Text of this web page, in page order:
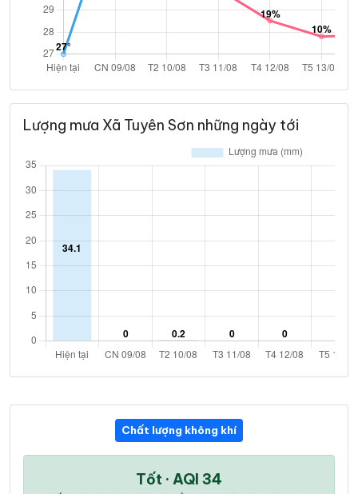
Lượng mưa Xã Tuyên Sơn những ngày tới
Chất lượng không khí
Tốt · AQI 34